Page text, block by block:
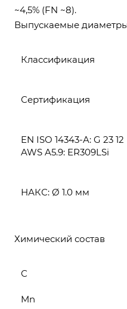
~4,5% (FN ~8).
Выпускаемые
Классификация
Сертификация
EN ISO 14343-A: G 23 12
AWS A5.9: ER309LSi
НАКС: Ø 1.0 мм
Химический состав
С
Mn